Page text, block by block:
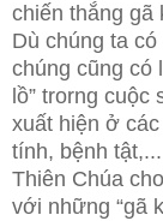
chiến thắng gã
Dù chúng ta
chúng cũng có
lồ” trorng cuộc
xuất hiện ở
tính, bệnh
Thiên Chúa
với những “gã